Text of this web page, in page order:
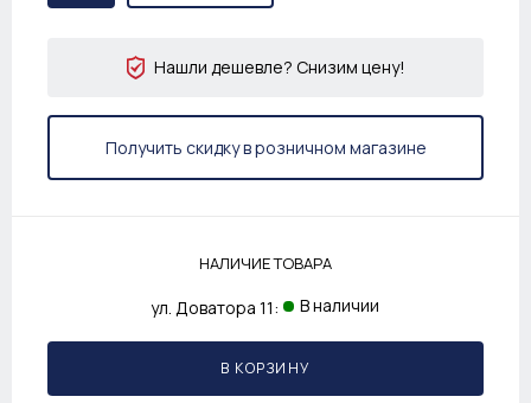
Нашли дешевле? Снизим цену!
Получить скидку в розничном магазине
НАЛИЧИЕ ТОВАРА
ул. Доватора 11: В наличии
В КОРЗИНУ